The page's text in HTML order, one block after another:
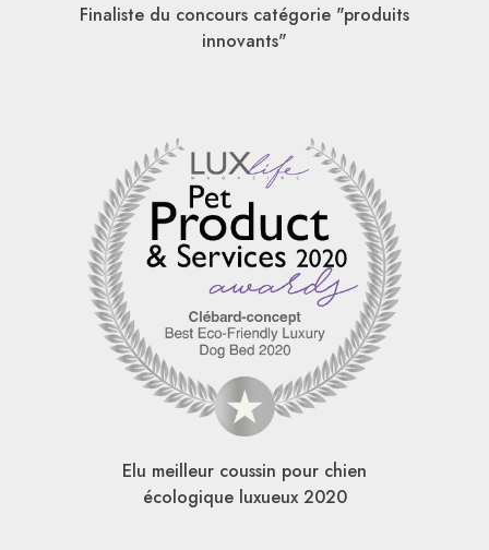
Finaliste du concours catégorie "produits
innovants"
Elu meilleur coussin pour chien
écologique luxueux 2020